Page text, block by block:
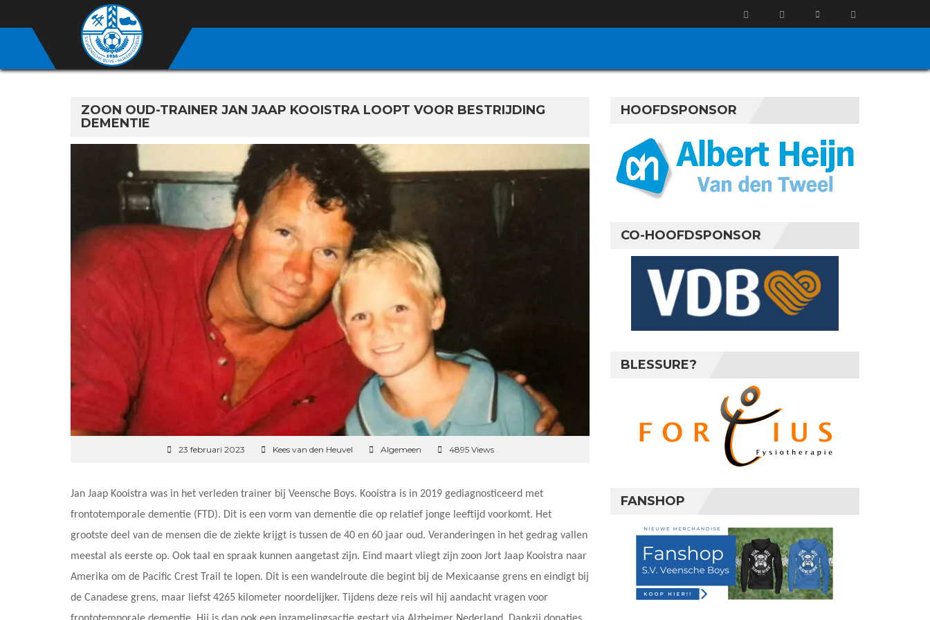
ZOON OUD-TRAINER JAN JAAP KOOISTRA LOOPT VOOR BESTRIJDING
DEMENTIE
23 februari 2023 Kees van den Heuvel Algemeen 4895 Views
Jan Jaap Kooistra was in het verleden trainer bij Veensche Boys. Kooistra is in 2019 gediagnosticeerd met
frontotemporale dementie (FTD). Dit is een vorm van dementie die op relatief jonge leeftijd voorkomt. Het
grootste deel van de mensen die de ziekte krijgt is tussen de 40 en 60 jaar oud. Veranderingen in het gedrag vallen
meestal als eerste op. Ook taal en spraak kunnen aangetast zijn. Eind maart vliegt zijn zoon Jort Jaap Kooistra naar
Amerika om de Pacific Crest Trail te lopen. Dit is een wandelroute die begint bij de Mexicaanse grens en eindigt bij
de Canadese grens, maar liefst 4265 kilometer noordelijker. Tijdens deze reis wil hij aandacht vragen voor
HOOFDSPONSOR
CO-HOOFDSPONSOR
BLESSURE?
FANSHOP